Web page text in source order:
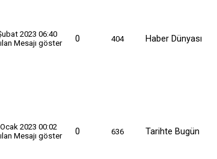
2023 06:40
0 404 Haber Dünyası
2023 00:02
0 636 Tarihte Bugün